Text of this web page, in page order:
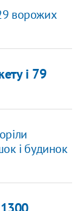
ворожих
і 79
і будинок